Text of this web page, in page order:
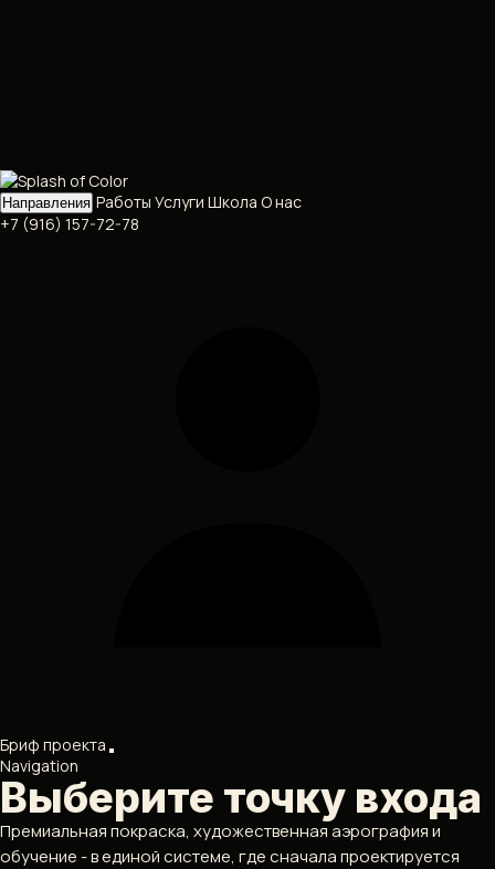
Направления Работы Услуги Школа О нас
+7 (916) 157-72-78
Бриф проекта
Navigation
Выберите точку входа
Премиальная покраска, художественная аэрография и
обучение - в единой системе, где сначала проектируется